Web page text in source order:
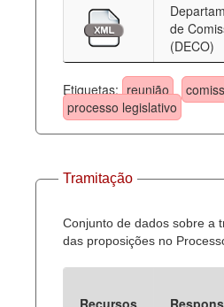
de
(DECO)
Etiquetas: reunião
processo legislativo
Tramitação
Conjunto de dados sobre a
das proposições no
Recursos